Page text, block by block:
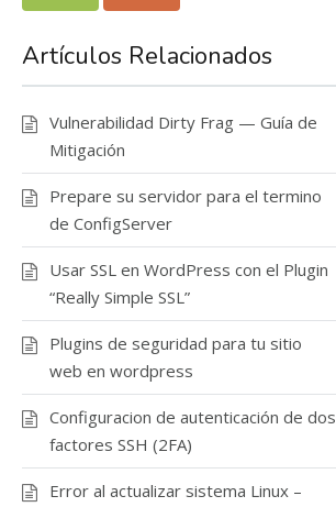
Artículos Relacionados
Vulnerabilidad Dirty Frag — Guía de
Mitigación
Prepare su servidor para el termino
de ConfigServer
Usar SSL en WordPress con el Plugin
“Really Simple SSL”
Plugins de seguridad para tu sitio
web en wordpress
Configuracion de autenticación de dos
factores SSH (2FA)
Error al actualizar sistema Linux –